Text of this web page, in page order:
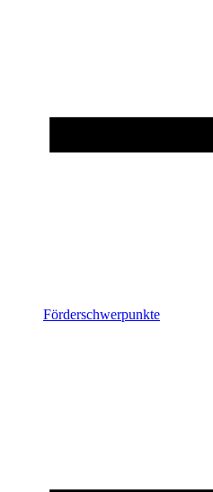
Förderschwerpunkte